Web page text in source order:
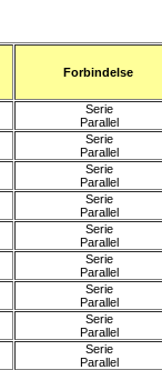
Forbindelse
Serie
Parallel
Serie
Parallel
Serie
Parallel
Serie
Parallel
Serie
Parallel
Serie
Parallel
Serie
Parallel
Serie
Parallel
Serie
Parallel